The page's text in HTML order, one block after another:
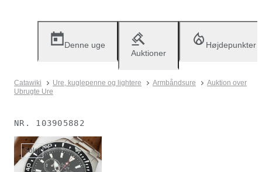
Denne uge
Auktioner
Højdepunkter
Catawiki Ure, kuglepenne og lightere Armbåndsure
Auktion over
Ubrugte Ure
NR. 103905882
Solgt